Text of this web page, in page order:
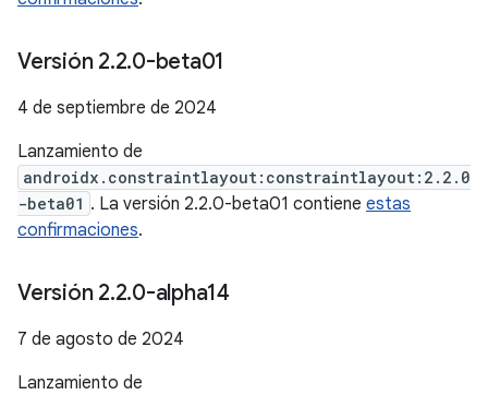
Versión 2.2.0-beta01
4 de septiembre de 2024
Lanzamiento de
androidx.constraintlayout:constraintlayout:2.2.0
-beta01 . La versión 2.2.0-beta01 contiene estas
confirmaciones.
Versión 2.2.0-alpha14
7 de agosto de 2024
Lanzamiento de